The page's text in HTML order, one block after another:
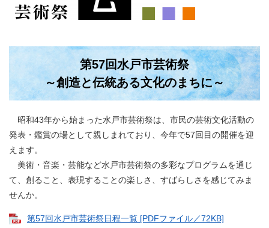
第57回水戸市芸術祭
～創造と伝統ある文化のまちに～
昭和43年から始まった水戸市芸術祭は、市民の芸術文化活動の
発表・鑑賞の場として親しまれており、今年で57回目の開催を迎
えます。
美術・音楽・芸能など水戸市芸術祭の多彩なプログラムを通じ
て、創ること、表現することの楽しさ、すばらしさを感じてみま
せんか。
第57回水戸市芸術祭日程一覧 [PDFファイル／72KB]